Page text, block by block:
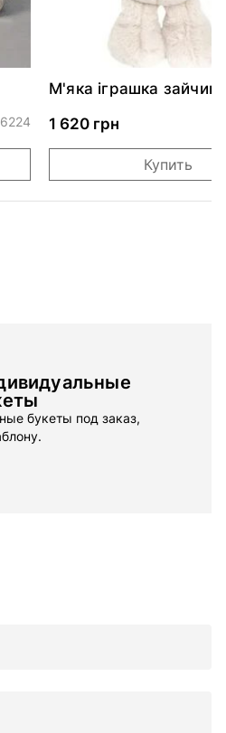
М'яка іграшка зайчик
1 620 грн
Купить
букеты под заказ,